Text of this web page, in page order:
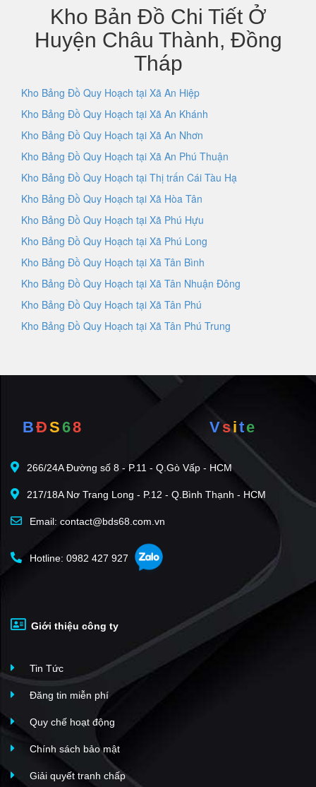
Kho Bản Đồ Chi Tiết Ở
Huyện Châu Thành, Đồng
Tháp
Kho Bảng Đồ Quy Hoạch tại Xã An Hiệp
Kho Bảng Đồ Quy Hoạch tại Xã An Khánh
Kho Bảng Đồ Quy Hoạch tại Xã An Nhơn
Kho Bảng Đồ Quy Hoạch tại Xã An Phú Thuận
Kho Bảng Đồ Quy Hoạch tại Thị trấn Cái Tàu Hạ
Kho Bảng Đồ Quy Hoạch tại Xã Hòa Tân
Kho Bảng Đồ Quy Hoạch tại Xã Phú Hựu
Kho Bảng Đồ Quy Hoạch tại Xã Phú Long
Kho Bảng Đồ Quy Hoạch tại Xã Tân Bình
Kho Bảng Đồ Quy Hoạch tại Xã Tân Nhuận Đông
Kho Bảng Đồ Quy Hoạch tại Xã Tân Phú
Kho Bảng Đồ Quy Hoạch tại Xã Tân Phú Trung
BĐS68 Vsite
266/24A Đường số 8 - P.11 - Q.Gò Vấp - HCM
217/18A Nơ Trang Long - P.12 - Q.Bình Thạnh - HCM
Email: contact@bds68.com.vn
Hotline: 0982 427 927
Giới thiệu công ty
Tin Tức
Đăng tin miễn phí
Quy chế hoạt động
Chính sách bảo mật
Giải quyết tranh chấp